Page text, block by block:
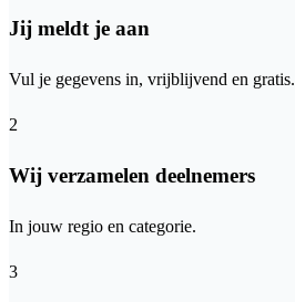
Jij meldt je aan
Vul je gegevens in, vrijblijvend en gratis.
2
Wij verzamelen deelnemers
In jouw regio en categorie.
3